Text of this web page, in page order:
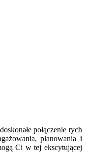
połączenie tych
planowania i
Ci w tej ekscytującej